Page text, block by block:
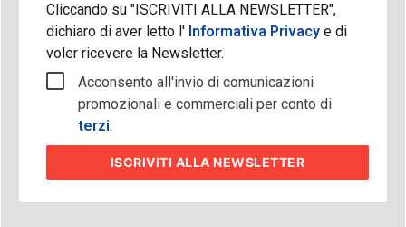
Cliccando su "ISCRIVITI ALLA NEWSLETTER",
dichiaro di aver letto l'Informativa Privacy e di
voler ricevere la Newsletter.
Acconsento all'invio di comunicazioni
promozionali e commerciali per conto di
terzi.
ISCRIVITI ALLA NEWSLETTER